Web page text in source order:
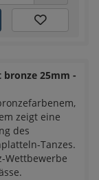
25mm -
zeigt eine
des
Tanzes.
Wettbewerbe